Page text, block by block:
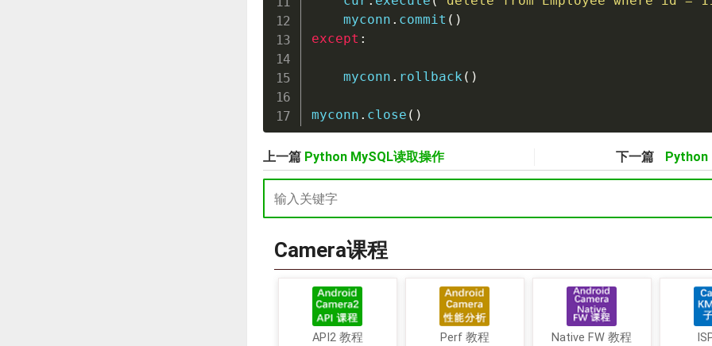
    myconn
. commit ( )
except :
    myconn
. rollback ( )
myconn . close ( )
上一篇 Python MySQL读取操作 下一篇 Python
Camera课程
API2 教程 Perf 教程 Native FW 教程